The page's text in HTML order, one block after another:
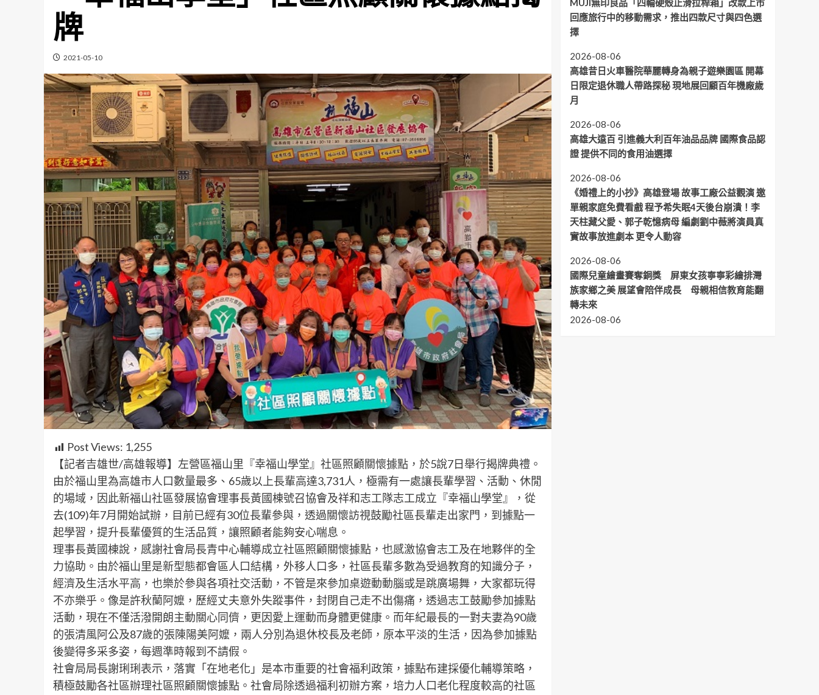
牌
2021-05-10
Post Views: 1,255
【記者吉雄世/高雄報導】左營區福山里『幸福山學堂』社區照顧關懷據點，於5說7日舉行揭牌典禮。
由於福山里為高雄市人口數量最多、65歲以上長輩高達3,731人，極需有一處讓長輩學習、活動、休閒
的場域，因此新福山社區發展協會理事長黃國棟號召協會及祥和志工隊志工成立『幸福山學堂』，從
去(109)年7月開始試辦，目前已經有30位長輩參與，透過關懷訪視鼓勵社區長輩走出家門，到據點一
起學習，提升長輩優質的生活品質，讓照顧者能夠安心喘息。
理事長黃國棟說，感謝社會局長青中心輔導成立社區照顧關懷據點，也感激協會志工及在地夥伴的全
力協助。由於福山里是新型態都會區人口結構，外移人口多，社區長輩多數為受過教育的知識分子，
經濟及生活水平高，也樂於參與各項社交活動，不管是來參加桌遊動動腦或是跳廣場舞，大家都玩得
不亦樂乎。像是許秋蘭阿嬤，歷經丈夫意外失蹤事件，封閉自己走不出傷痛，透過志工鼓勵參加據點
活動，現在不僅活潑開朗主動關心同儕，更因愛上運動而身體更健康。而年紀最長的一對夫妻為90歲
的張清風阿公及87歲的張陳陽美阿嬤，兩人分別為退休校長及老師，原本平淡的生活，因為參加據點
後變得多采多姿，每週準時報到不請假。
社會局局長謝琍琍表示，落實「在地老化」是本市重要的社會福利政策，據點布建採優化輔導策略，
積極鼓勵各社區辦理社區照顧關懷據點。社會局除透過福利初辦方案，培力人口老化程度較高的社區
MUJI無印良品「四輪硬殼止滑拉桿箱」改款上市
回應旅行中的移動需求，推出四款尺寸與四色選
擇
2026-08-06
高雄昔日火車醫院華麗轉身為親子遊樂園區 開幕
日限定退休職人帶路探秘 現地展回顧百年機廠歲
月
2026-08-06
高雄大遠百 引進義大利百年油品品牌 國際食品認
證 提供不同的食用油選擇
2026-08-06
《婚禮上的小抄》高雄登場 故事工廠公益觀演 邀
單親家庭免費看戲 程予希失眠4天後台崩潰！李
天柱藏父愛、郭子乾憶病母 編劇劉中薇將演員真
實故事放進劇本 更令人動容
2026-08-06
國際兒童繪畫賽奪銅獎 屏東女孩寧寧彩繪排灣
族家鄉之美 展望會陪伴成長 母親相信教育能翻
轉未來
2026-08-06